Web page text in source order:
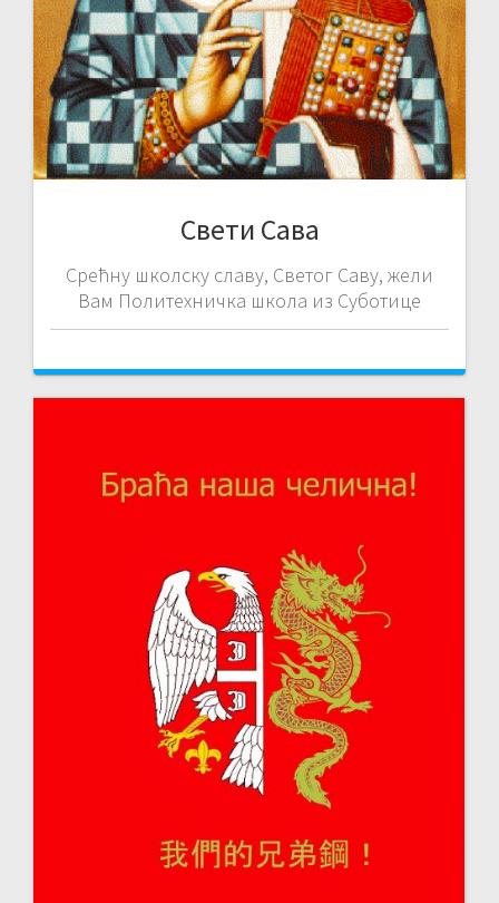
Свети Сава
Срећну школску славу, Светог Саву, жели
Вам Политехничка школа из Суботице